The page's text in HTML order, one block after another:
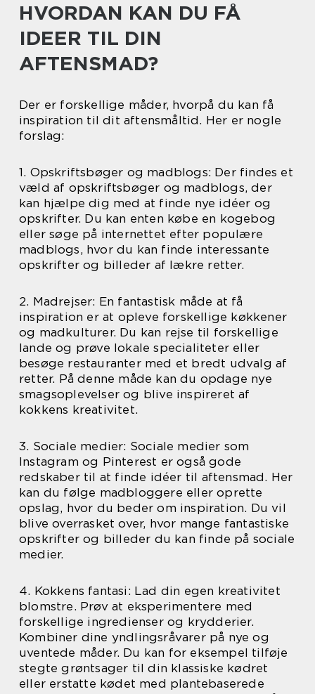
HVORDAN KAN DU FÅ
IDEER TIL DIN
AFTENSMAD?
Der er forskellige måder, hvorpå du kan få
inspiration til dit aftensmåltid. Her er nogle
forslag:
1. Opskriftsbøger og madblogs: Der findes et
væld af opskriftsbøger og madblogs, der
kan hjælpe dig med at finde nye idéer og
opskrifter. Du kan enten købe en kogebog
eller søge på internettet efter populære
madblogs, hvor du kan finde interessante
opskrifter og billeder af lækre retter.
2. Madrejser: En fantastisk måde at få
inspiration er at opleve forskellige køkkener
og madkulturer. Du kan rejse til forskellige
lande og prøve lokale specialiteter eller
besøge restauranter med et bredt udvalg af
retter. På denne måde kan du opdage nye
smagsoplevelser og blive inspireret af
kokkens kreativitet.
3. Sociale medier: Sociale medier som
Instagram og Pinterest er også gode
redskaber til at finde idéer til aftensmad. Her
kan du følge madbloggere eller oprette
opslag, hvor du beder om inspiration. Du vil
blive overrasket over, hvor mange fantastiske
opskrifter og billeder du kan finde på sociale
medier.
4. Kokkens fantasi: Lad din egen kreativitet
blomstre. Prøv at eksperimentere med
forskellige ingredienser og krydderier.
Kombiner dine yndlingsråvarer på nye og
uventede måder. Du kan for eksempel tilføje
stegte grøntsager til din klassiske kødret
eller erstatte kødet med plantebaserede